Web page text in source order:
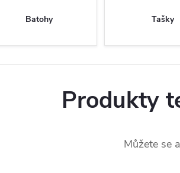
Batohy Tašky
Produkty
Můžete se